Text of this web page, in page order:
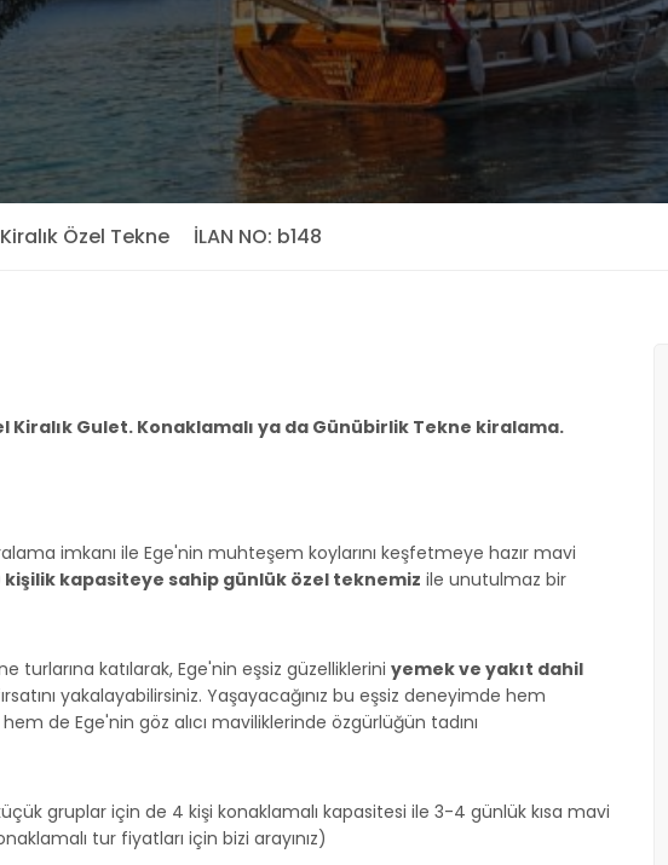
Özel Tekne İLAN NO: b148
Kiralık Gulet. Konaklamalı ya da Günübirlik Tekne kiralama.
imkanı ile Ege'nin muhteşem koylarını keşfetmeye hazır mavi
kişilik kapasiteye sahip günlük özel teknemiz ile unutulmaz bir
turlarına katılarak, Ege'nin eşsiz güzelliklerini yemek ve yakıt dahil
yakalayabilirsiniz. Yaşayacağınız bu eşsiz deneyimde hem
de Ege'nin göz alıcı maviliklerinde özgürlüğün tadını
gruplar için de 4 kişi konaklamalı kapasitesi ile 3-4 günlük kısa mavi
tur fiyatları için bizi arayınız)